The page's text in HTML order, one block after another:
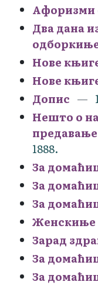
Афоризми
Два дана
Нове
Нове
Допис
Нешто о
1888.
За
За
За
Женскиње
Зарад
За
За